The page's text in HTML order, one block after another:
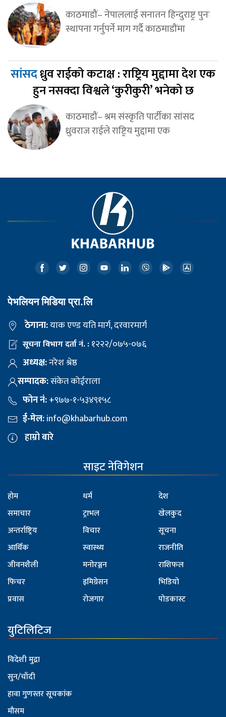
काठमाडौं– नेपाललाई सनातन हिन्दुराष्ट्र पुनः
स्थापना गर्नुपर्ने माग गर्दै काठमाडौंमा
सांसदध्रुव राईको कटाक्ष : राष्ट्रिय मुद्दामा देश एक
हुन नसक्दा विश्वले ‘कुरीकुरी’ भनेको छ
काठमाडौं– श्रम संस्कृति पार्टीका सांसद
ध्रुवराज राईले राष्ट्रिय मुद्दामा एक
पेभलियन मिडिया प्रा.लि
ठेगाना:याक एण्ड यति मार्ग, दरवारमार्ग
सूचना विभाग दर्ता नं. :१२२२/०७५-०७६
अध्यक्ष:नरेश श्रेष्ठ
सम्पादक:संकेत कोईराला
फोन नं:+९७७-१-५३४९१५८
ई-मेल:info@khabarhub.com
हाम्रो बारे
साइट नेविगेशन
होम
समाचार
अन्तर्राष्ट्रिय
आर्थिक
जीवनशैली
फिचर
प्रवास
धर्म
ट्राभल
विचार
स्वास्थ्य
मनोरञ्जन
इमिग्रेसन
रोजगार
देश
खेलकुद
सूचना
राजनीति
राशिफल
भिडियो
पोडकास्ट
युटिलिटिज
विदेशी मुद्रा
सुन/चाँदी
हावा गुणस्तर सूचकांक
मौसम